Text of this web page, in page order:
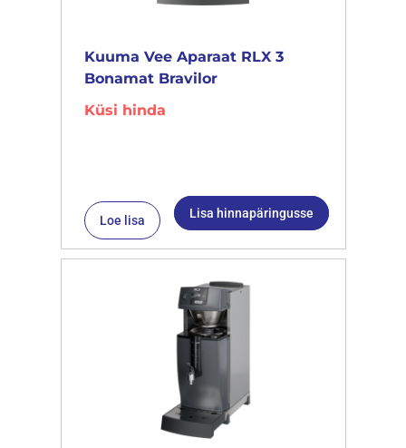
Kuuma Vee Aparaat RLX 3
Bonamat Bravilor
Küsi hinda
Loe lisa Lisa hinnapäringusse